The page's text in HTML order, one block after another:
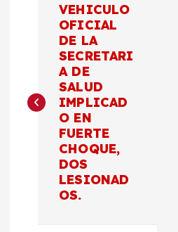
e
VEHICULO
OFICIAL
DE LA
SECRETARI
A DE
SALUD
IMPLICAD
O EN
FUERTE
CHOQUE,
DOS
LESIONAD
OS.